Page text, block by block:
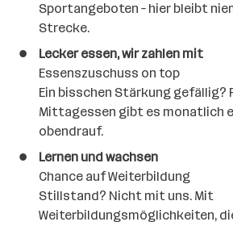
Sportangeboten – hier bleibt
Strecke.
Lecker essen, wir zahlen mit
Essenszuschuss on top
Ein bisschen Stärkung gefällig?
Mittagessen gibt es monatlich
obendrauf.
Lernen und wachsen
Chance auf Weiterbildung
Stillstand? Nicht mit uns. Mit
Weiterbildungsmöglichkeiten,